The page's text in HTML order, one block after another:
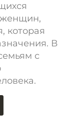
женщин,
которая
В
с